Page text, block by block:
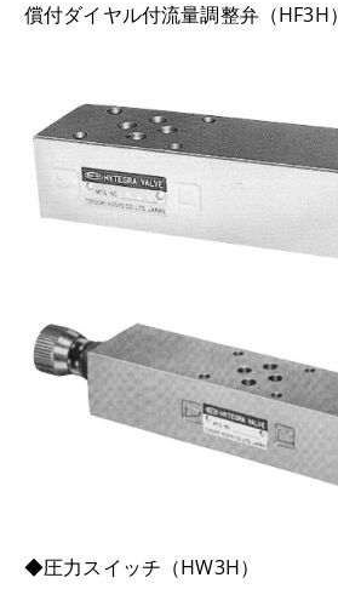
償付ダイヤル付流量調整弁（HF3H）
◆圧力スイッチ（HW3H）